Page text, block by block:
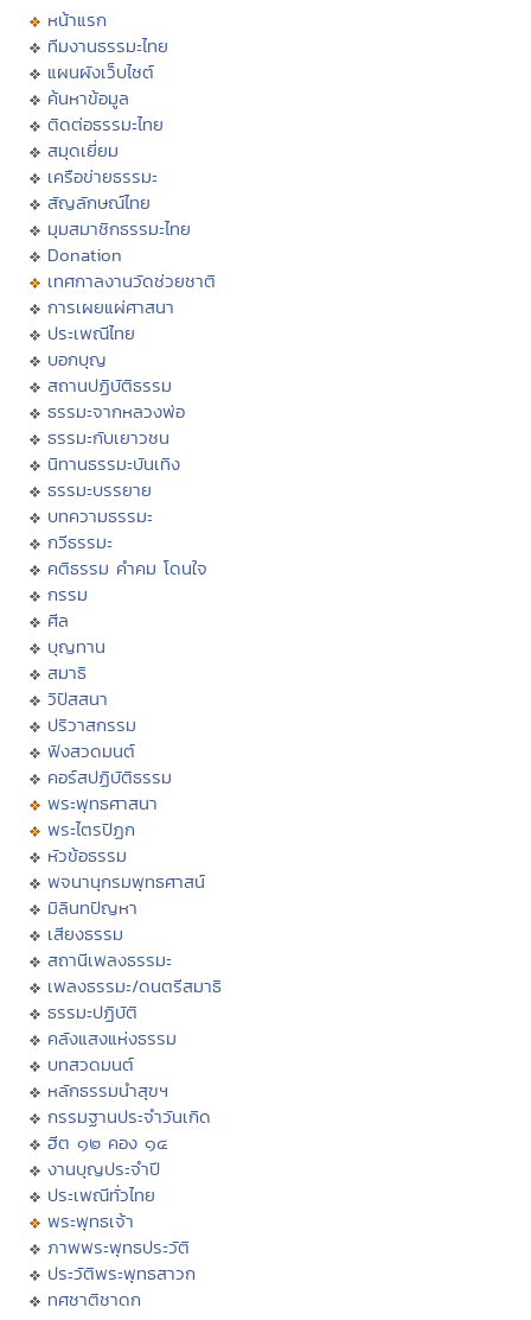
หน้าแรก
ทีมงานธรรมะไทย
แผนผังเว็บไซต์
ค้นหาข้อมูล
ติดต่อธรรมะไทย
สมุดเยี่ยม
เครือข่ายธรรมะ
สัญลักษณ์ไทย
มุมสมาชิกธรรมะไทย
Donation
เทศกาลงานวัดช่วยชาติ
การเผยแผ่ศาสนา
ประเพณีไทย
บอกบุญ
สถานปฏิบัติธรรม
ธรรมะจากหลวงพ่อ
ธรรมะกับเยาวชน
นิทานธรรมะบันเทิง
ธรรมะบรรยาย
บทความธรรมะ
กวีธรรมะ
คติธรรม คำคม โดนใจ
กรรม
ศีล
บุญทาน
สมาธิ
วิปัสสนา
ปริวาสกรรม
ฟังสวดมนต์
คอร์สปฏิบัติธรรม
พระพุทธศาสนา
พระไตรปิฏก
หัวข้อธรรม
พจนานุกรมพุทธศาสน์
มิลินทปัญหา
เสียงธรรม
สถานีเพลงธรรมะ
เพลงธรรมะ/ดนตรีสมาธิ
ธรรมะปฏิบัติ
คลังแสงแห่งธรรม
บทสวดมนต์
หลักธรรมนำสุขฯ
กรรมฐานประจำวันเกิด
ฮีต ๑๒ คอง ๑๔
งานบุญประจำปี
ประเพณีทั่วไทย
พระพุทธเจ้า
ภาพพระพุทธประวัติ
ประวัติพระพุทธสาวก
ทศชาติชาดก